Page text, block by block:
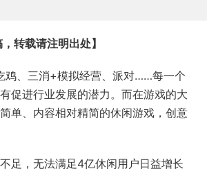
转载请注明出处】
鸡、三消+模拟经营、派对……每一个
促进行业发展的潜力。而在游戏的大
单、内容相对精简的休闲游戏，创意
足，无法满足4亿休闲用户日益增长